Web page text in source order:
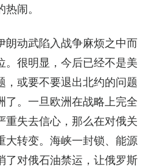
闹。
朗动武陷入战争麻烦之中而
。很明显，今后已经不是美
，或要不要退出北约的问题
了。一旦欧洲在战略上完全
重失去信心，那么在对俄关
大转变。海峡一封锁、能源
了对俄石油禁运，让俄罗斯